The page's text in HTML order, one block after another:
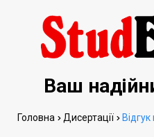
Ваш
Головна Дисертації